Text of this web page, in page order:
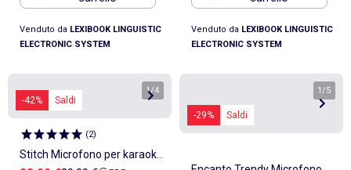
Venduto da LEXIBOOK LINGUISTIC
ELECTRONIC SYSTEM
sonori
Venduto da LEXIBOOK LINGUISTIC
ELECTRONIC SYSTEM
-42% Saldi
1/4
(2)
Stitch Microfono per karaoke
-29% Saldi
1 /5